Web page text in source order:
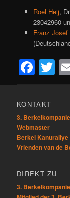
Roel Heij,
23042960
Franz Josef
KONTAKT
3. Berkelkompanie
Webmaster
Berkel Kanurallye
Vrienden van de
DIREKT ZU
3. Berkelkompanie